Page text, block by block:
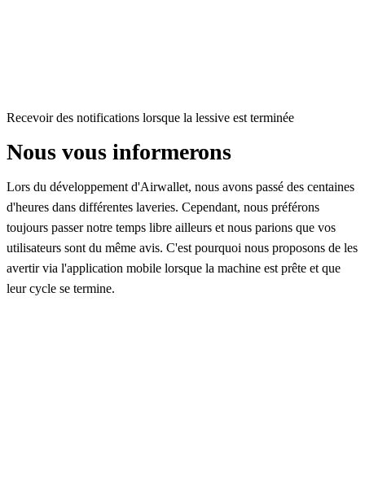
Recevoir des notifications lorsque la lessive est terminée
Nous vous informerons
Lors du développement d'Airwallet, nous avons passé des centaines
d'heures dans différentes laveries. Cependant, nous préférons
toujours passer notre temps libre ailleurs et nous parions que vos
utilisateurs sont du même avis. C'est pourquoi nous proposons de les
avertir via l'application mobile lorsque la machine est prête et que
leur cycle se termine.